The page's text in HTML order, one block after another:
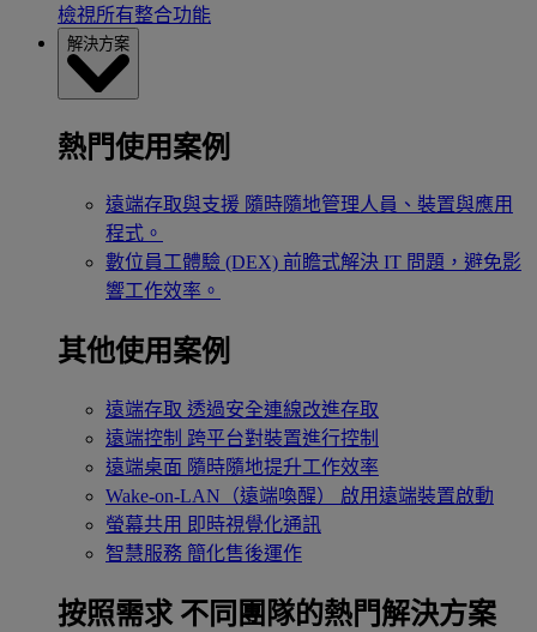
檢視所有整合功能
解決方案
熱門使用案例
遠端存取與支援 隨時隨地管理人員、裝置與應用
程式。
數位員工體驗 (DEX) 前瞻式解決 IT 問題，避免影
響工作效率。
其他使用案例
遠端存取 透過安全連線改進存取
遠端控制 跨平台對裝置進行控制
遠端桌面 隨時隨地提升工作效率
Wake-on-LAN（遠端喚醒）
啟用遠端裝置啟動
螢幕共用 即時視覺化通訊
智慧服務 簡化售後運作
按照需求 不同團隊的熱門解決方案